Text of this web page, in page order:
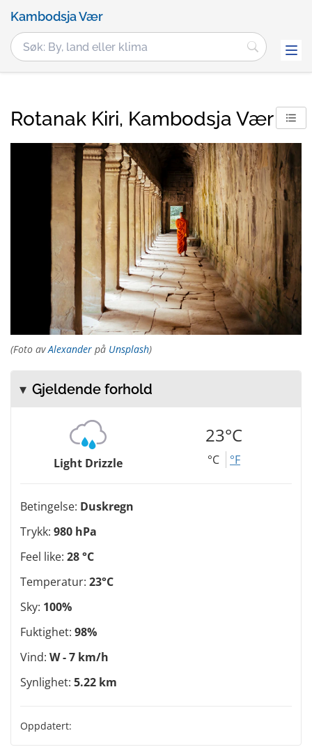
Kambodsja Vær
Rotanak Kiri, Kambodsja Vær
(Foto avAlexander på Unsplash)
Gjeldende forhold
Light Drizzle
23°C
°C °F
Betingelse: Duskregn
Trykk: 980 hPa
Feel like: 28 °C
Temperatur: 23°C
Sky: 100%
Fuktighet: 98%
Vind: W - 7 km/h
Synlighet: 5.22 km
Oppdatert: